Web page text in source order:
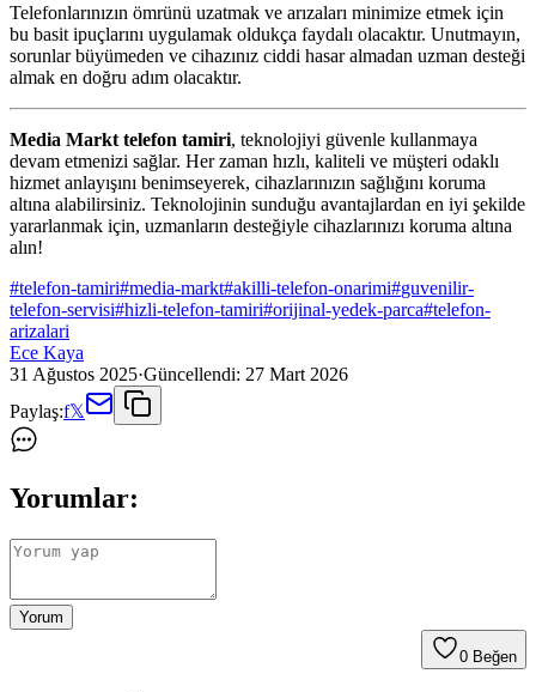
Telefonlarınızın ömrünü uzatmak ve arızaları minimize etmek için
bu basit ipuçlarını uygulamak oldukça faydalı olacaktır. Unutmayın,
sorunlar büyümeden ve cihazınız ciddi hasar almadan uzman desteği
almak en doğru adım olacaktır.
Media Markt telefon tamiri, teknolojiyi güvenle kullanmaya
devam etmenizi sağlar. Her zaman hızlı, kaliteli ve müşteri odaklı
hizmet anlayışını benimseyerek, cihazlarınızın sağlığını koruma
altına alabilirsiniz. Teknolojinin sunduğu avantajlardan en iyi şekilde
yararlanmak için, uzmanların desteğiyle cihazlarınızı koruma altına
alın!
#telefon-tamiri#media-markt#akilli-telefon-onarimi#guvenilir-
telefon-servisi#hizli-telefon-tamiri#orijinal-yedek-parca#telefon-
arizalari
Ece Kaya
31 Ağustos 2025·Güncellendi: 27 Mart 2026
Paylaş:f𝕏
Yorumlar:
Yorum
0 Beğen